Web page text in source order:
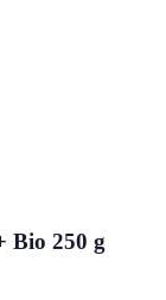
Bio 250 g